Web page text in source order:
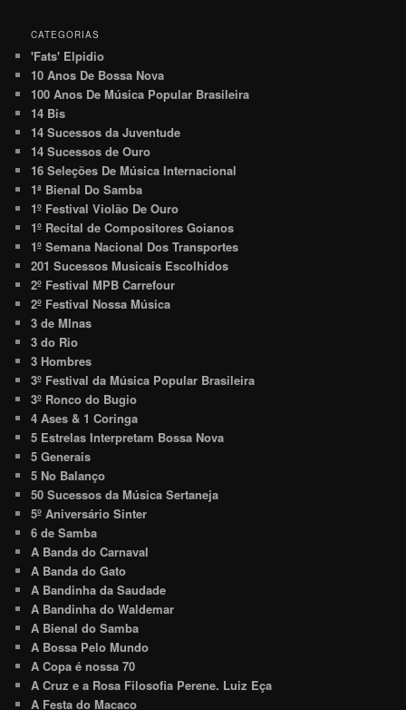
CATEGORIAS
'Fats' Elpidio
10 Anos De Bossa Nova
100 Anos De Música Popular Brasileira
14 Bis
14 Sucessos da Juventude
14 Sucessos de Ouro
16 Seleções De Música Internacional
1ª Bienal Do Samba
1º Festival Violão De Ouro
1º Recital de Compositores Goianos
1º Semana Nacional Dos Transportes
201 Sucessos Musicais Escolhidos
2º Festival MPB Carrefour
2º Festival Nossa Música
3 de MInas
3 do Rio
3 Hombres
3º Festival da Música Popular Brasileira
3º Ronco do Bugio
4 Ases & 1 Coringa
5 Estrelas Interpretam Bossa Nova
5 Generais
5 No Balanço
50 Sucessos da Música Sertaneja
5º Aniversário Sinter
6 de Samba
A Banda do Carnaval
A Banda do Gato
A Bandinha da Saudade
A Bandinha do Waldemar
A Bienal do Samba
A Bossa Pelo Mundo
A Copa é nossa 70
A Cruz e a Rosa Filosofia Perene. Luiz Eça
A Festa do Macaco